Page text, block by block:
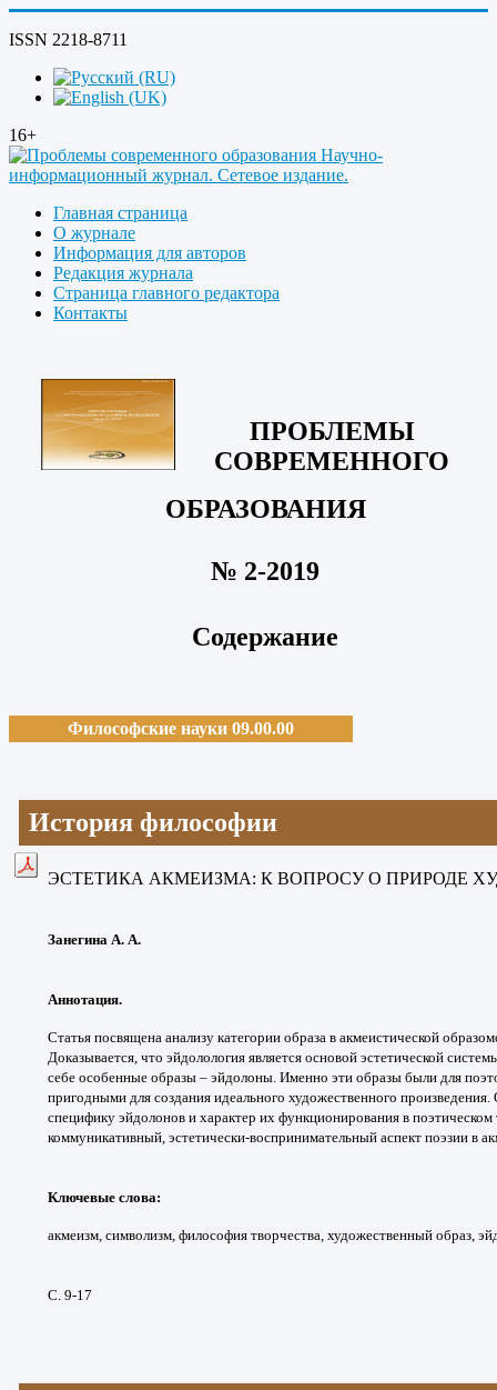
ISSN 2218-8711
16+
Главная страница
О журнале
Информация для авторов
Редакция журнала
Страница главного редактора
Контакты
ПРОБЛЕМЫ
СОВРЕМЕННОГО
ОБРАЗОВАНИЯ
№ 2-2019
Содержание
Философские науки 09.00.00
История философии
ЭСТЕТИКА АКМЕИЗМА: К ВОПРОСУ О ПРИРОДЕ
Занегина А. А.
Аннотация.
Статья посвящена анализу категории образа в акмеистической
Доказывается, что эйдолология является основой эстетической
себе особенные образы – эйдолоны. Именно эти образы были для
пригодными для создания идеального художественного произведения.
специфику эйдолонов и характер их функционирования в
коммуникативный, эстетически-воспринимательный аспект поэзии в
Ключевые слова:
акмеизм, символизм, философия творчества, художественный образ,
С. 9-17